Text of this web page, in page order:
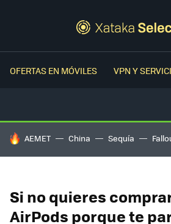
OFERTAS EN MÓVILES VPN Y
HOY SE HABLA DE
AEMET China Sequía
Si no quieres
AirPods porque te